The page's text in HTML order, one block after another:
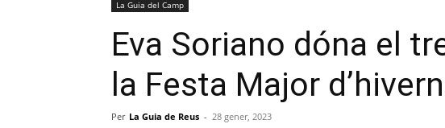
La Guia del Camp
Eva Soriano dóna el
la Festa Major
Per La Guia de Reus - 28 gener, 2023